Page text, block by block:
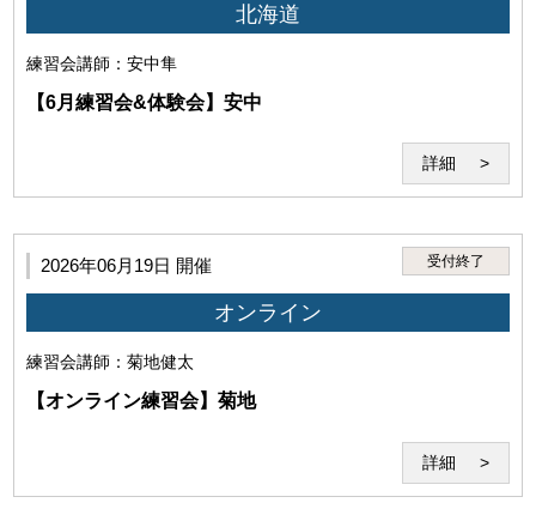
(3)本サービスで得た情報を外部へ伝達・公開する行為
(4)講師の実演・肖像等を録音・録画、撮影する行為
(5)犯罪・違法行為、公序良俗に反する行為
北海道
練習会講師：安中隼
【6月練習会&体験会】安中
詳細
2026年06月19日 開催 受付終了
オンライン
練習会講師：菊地健太
【オンライン練習会】菊地
詳細